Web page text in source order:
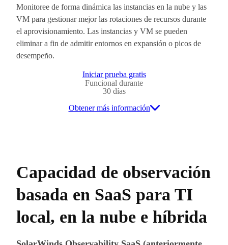
Monitoree de forma dinámica las instancias en la nube y las
VM para gestionar mejor las rotaciones de recursos durante
el aprovisionamiento. Las instancias y VM se pueden
eliminar a fin de admitir entornos en expansión o picos de
desempeño.
Iniciar prueba gratis
Funcional durante
30 días
Obtener más información
Capacidad de observación
basada en SaaS para TI
local, en la nube e híbrida